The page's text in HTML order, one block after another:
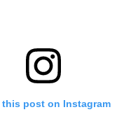
this post on Instagram